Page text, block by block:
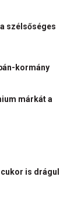
szélsőséges
kormány
márkát a
is drágul